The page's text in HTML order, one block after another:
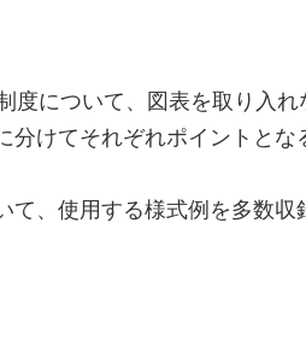
度について、図表を取り入れ
分けてそれぞれポイントとな
て、使用する様式例を多数収